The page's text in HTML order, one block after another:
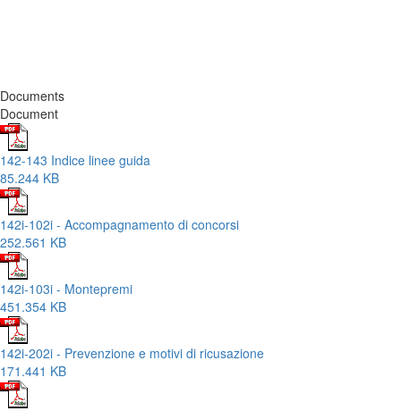
Documents
Document
142-143 Indice linee guida
85.244 KB
142i-102i - Accompagnamento di concorsi
252.561 KB
142i-103i - Montepremi
451.354 KB
142i-202i - Prevenzione e motivi di ricusazione
171.441 KB